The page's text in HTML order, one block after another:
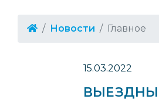
Новости Главное
15.03.2022